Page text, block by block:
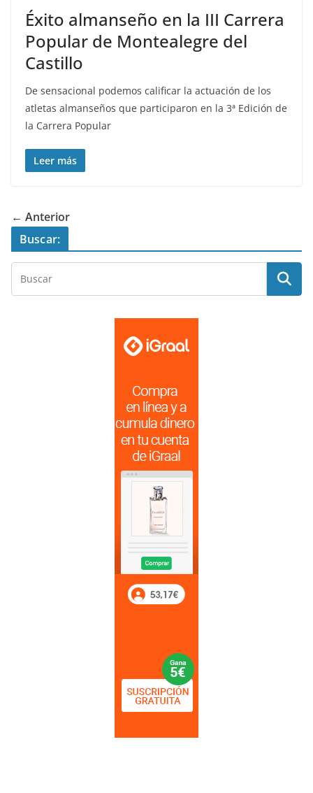
Éxito almanseño en la III Carrera
Popular de Montealegre del
Castillo
De sensacional podemos calificar la actuación de los
atletas almanseños que participaron en la 3ª Edición de
la Carrera Popular
Leer más
← Anterior
Buscar: